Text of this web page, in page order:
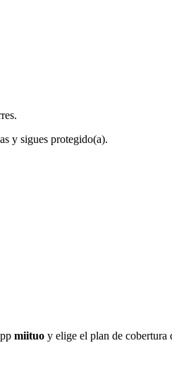
y sigues protegido(a).
miituo y elige el plan de cobertura